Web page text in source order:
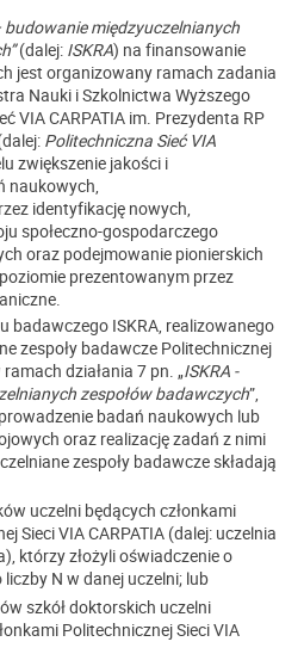
budowanie międzyuczelnianych
(dalej: ISKRA) na finansowanie
jest organizowany ramach zadania
Nauki i Szkolnictwa Wyższego
VIA CARPATIA im. Prezydenta RP
Politechniczna Sieć VIA
zwiększenie jakości i
naukowych,
identyfikację nowych,
społeczno-gospodarczego
oraz podejmowanie pionierskich
prezentowanym przez
badawczego ISKRA, realizowanego
zespoły badawcze Politechnicznej
ramach działania 7 pn. „ISKRA -
zespołów badawczych”,
badań naukowych lub
oraz realizację zadań z nimi
zespoły badawcze składają
uczelni będących członkami
Sieci VIA CARPATIA (dalej: uczelnia
którzy złożyli oświadczenie o
N w danej uczelni; lub
szkół doktorskich uczelni
Politechnicznej Sieci VIA